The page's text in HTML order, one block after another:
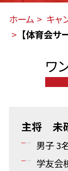
ホーム キャ
【体育会サ
ワ
主将 未
男子 3
学友会